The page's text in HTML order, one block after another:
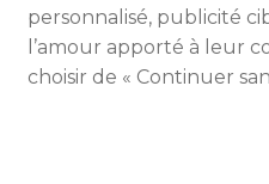
8e arrondissement de
personnalisé, publicité
l’amour apporté à leur
choisir de « Continuer